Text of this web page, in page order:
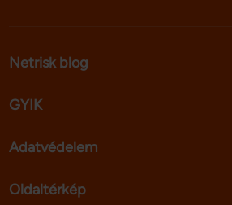
Netrisk blog
GYIK
Adatvédelem
Oldaltérkép